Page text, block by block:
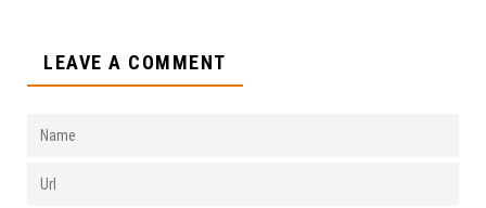
LEAVE A COMMENT